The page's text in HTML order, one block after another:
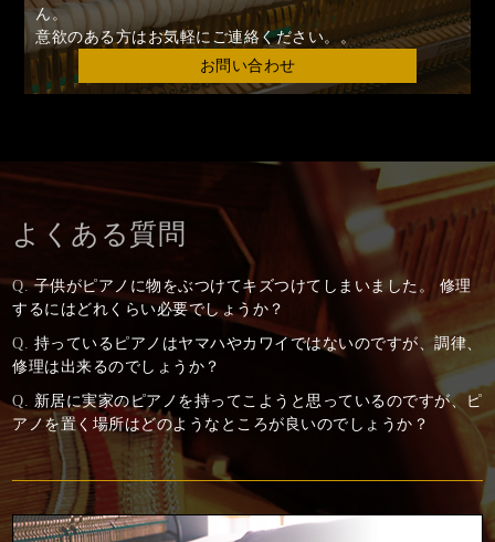
ん。
意欲のある方はお気軽にご連絡ください。。
お問い合わせ
よくある質問
Q.子供がピアノに物をぶつけてキズつけてしまいました。 修理
するにはどれくらい必要でしょうか？
Q. 持っているピアノはヤマハやカワイではないのですが、調律、
修理は出来るのでしょうか？
Q. 新居に実家のピアノを持ってこようと思っているのですが、ピ
アノを置く場所はどのようなところが良いのでしょうか？